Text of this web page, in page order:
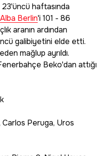
23'üncü haftasında
Alba Berlin'i 101 - 86
aranın ardından
galibiyetini elde etti.
mağlup ayrıldı.
Beko'dan attığı
Peruga, Uros